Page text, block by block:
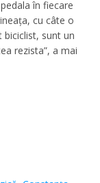
în fiecare
cu câte o
biciclist, sunt un
rezista”, a mai